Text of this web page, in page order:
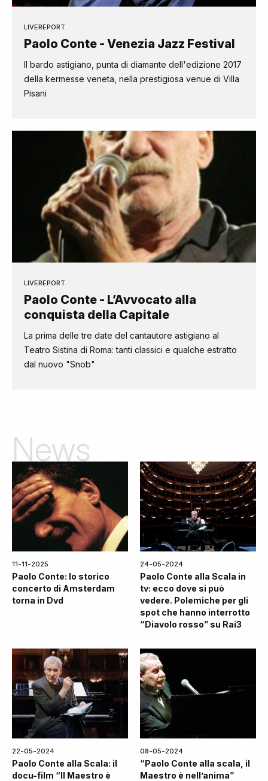
LIVEREPORT
Paolo Conte - Venezia Jazz Festival
Il bardo astigiano, punta di diamante dell'edizione 2017
della kermesse veneta, nella prestigiosa venue di Villa
Pisani
LIVEREPORT
Paolo Conte - L’Avvocato alla
conquista della Capitale
La prima delle tre date del cantautore astigiano al
Teatro Sistina di Roma: tanti classici e qualche estratto
dal nuovo "Snob"
News
11-11-2025
Paolo Conte: lo storico
concerto di Amsterdam
torna in Dvd
24-05-2024
Paolo Conte alla Scala in
tv: ecco dove si può
vedere. Polemiche per gli
spot che hanno interrotto
“Diavolo rosso” su Rai3
22-05-2024
Paolo Conte alla Scala: il
docu-film “Il Maestro è
08-05-2024
“Paolo Conte alla scala, il
Maestro è nell’anima”